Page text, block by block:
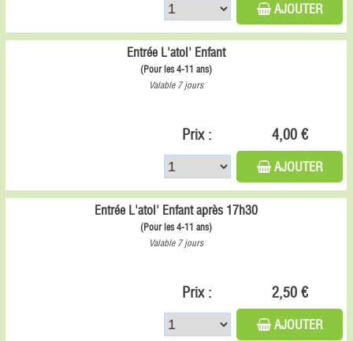
AJOUTER
Entrée L'atol' Enfant
(Pour les 4-11 ans)
Valable 7 jours
Prix : 4,00 €
AJOUTER
Entrée L'atol' Enfant après 17h30
(Pour les 4-11 ans)
Valable 7 jours
Prix : 2,50 €
AJOUTER